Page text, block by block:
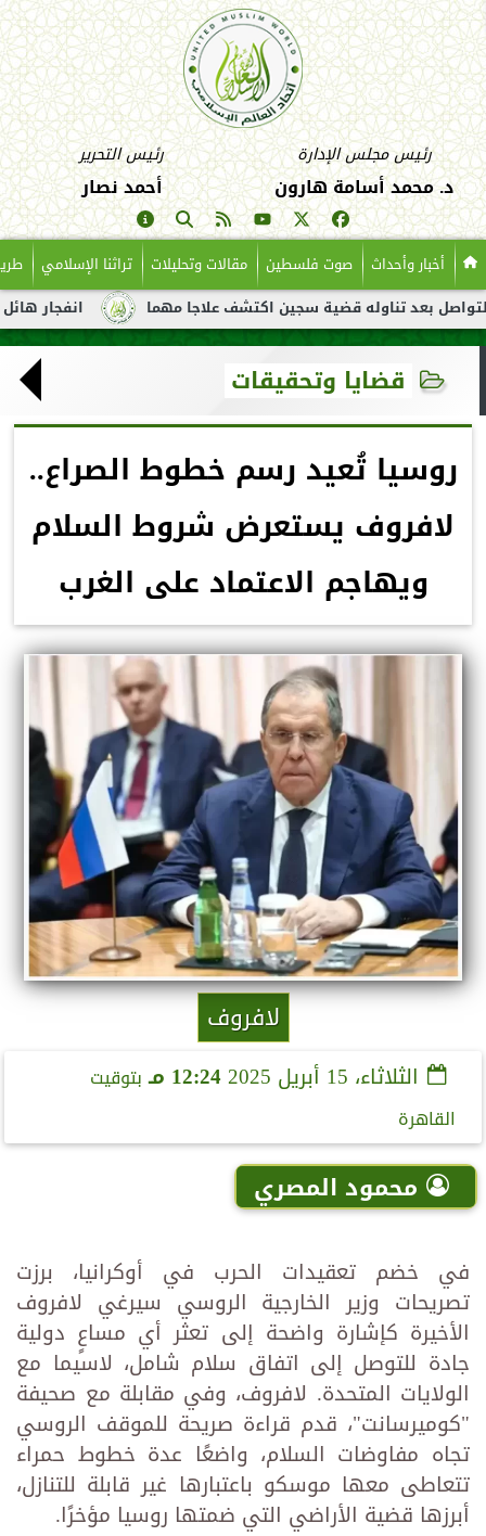
رئيس مجلس الإدارة
د. محمد أسامة هارون
رئيس التحرير
أحمد نصار
أخبار وأحداث صوت فلسطين مقالات وتحليلات تراثنا الإسلامي
انفجار هائل لناقلة تناوله قضية سجين اكتشف علاجا مهما
قضايا وتحقيقات
روسيا تُعيد رسم خطوط الصراع..
لافروف يستعرض شروط السلام
ويهاجم الاعتماد على الغرب
لافروف
الثلاثاء، 15 أبريل 2025 12:24 مـ
بتوقيت
القاهرة
محمود المصري
في خضم تعقيدات الحرب في أوكرانيا، برزت
تصريحات وزير الخارجية الروسي سيرغي لافروف
الأخيرة كإشارة واضحة إلى تعثر أي مساعٍ دولية
جادة للتوصل إلى اتفاق سلام شامل، لاسيما مع
الولايات المتحدة. لافروف، وفي مقابلة مع صحيفة
"كوميرسانت"، قدم قراءة صريحة للموقف الروسي
تجاه مفاوضات السلام، واضعًا عدة خطوط حمراء
تتعاطى معها موسكو باعتبارها غير قابلة للتنازل،
أبرزها قضية الأراضي التي ضمتها روسيا مؤخرًا.